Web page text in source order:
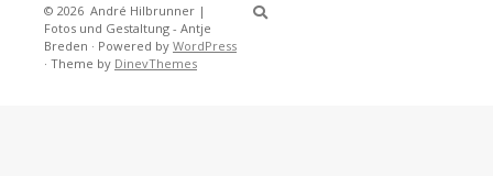
© 2026 André Hilbrunner |
Fotos und Gestaltung - Antje
Breden · Powered by WordPress
· Theme by DinevThemes